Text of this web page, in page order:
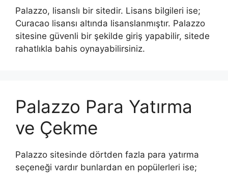
Palazzo, lisanslı bir sitedir. Lisans bilgileri ise;
Curacao lisansı altında lisanslanmıştır. Palazzo
sitesine güvenli bir şekilde giriş yapabilir, sitede
rahatlıkla bahis oynayabilirsiniz.
Palazzo Para Yatırma
ve Çekme
Palazzo sitesinde dörtden fazla para yatırma
seçeneği vardır bunlardan en popülerleri ise;